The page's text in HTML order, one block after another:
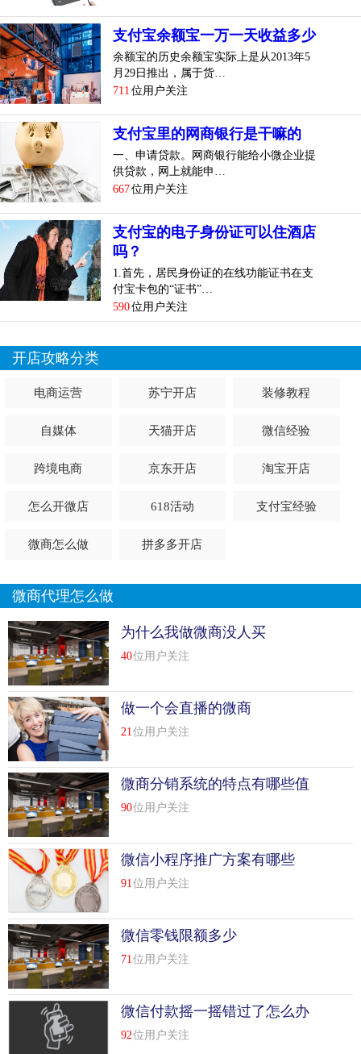
支付宝余额宝一万一天收益多少
余额宝的历史余额宝实际上是从2013年5
月29日推出，属于货…
711 位用户关注
支付宝里的网商银行是干嘛的
一、申请贷款。网商银行能给小微企业提
供贷款，网上就能申…
667位用户关注
支付宝的电子身份证可以住酒店
吗？
1.首先，居民身份证的在线功能证书在支
付宝卡包的“证书”…
590位用户关注
开店攻略分类
电商运营 苏宁开店 装修教程
自媒体 天猫开店 微信经验
跨境电商 京东开店 淘宝开店
怎么开微店 618活动 支付宝经验
微商怎么做 拼多多开店
微商代理怎么做
为什么我做微商没人买
40位用户关注
做一个会直播的微商
21位用户关注
微商分销系统的特点有哪些值
得我们学习
90位用户关注
微信小程序推广方案有哪些
91位用户关注
微信零钱限额多少
71位用户关注
微信付款摇一摇错过了怎么办
92位用户关注